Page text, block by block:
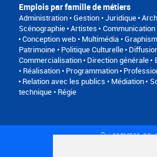
Emplois par famille de métiers
Administration • Gestion • Juridique
Scénographie Artistes
Communication
Conception web • Multimédia •
Patrimoine • Politique Culturelle
Commercialisation Direction générale
• Réalisation • Programmation
Relation avec les publics • Médiation
technique • Régie
Qui sommes-